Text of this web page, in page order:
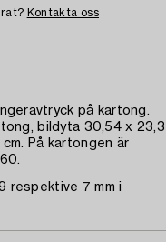
Kontakta oss
på kartong.
bildyta 30,54 x 23,3
På kartongen är
respektive 7 mm i